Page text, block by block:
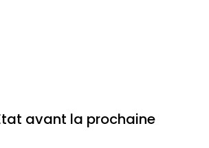
avant la prochaine